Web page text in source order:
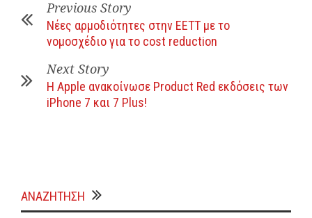
Previous Story
Νέες αρμοδιότητες στην ΕΕΤΤ με το
νομοσχέδιο για το cost reduction
Next Story
Η Apple ανακοίνωσε Product Red εκδόσεις των
iPhone 7 και 7 Plus!
ΑΝΑΖΗΤΗΣΗ